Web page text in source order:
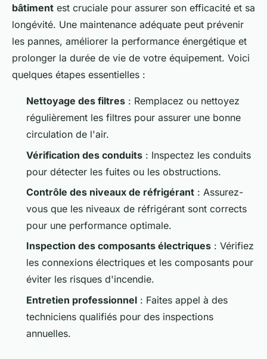
bâtiment est cruciale pour assurer son efficacité et sa
longévité. Une maintenance adéquate peut prévenir
les pannes, améliorer la performance énergétique et
prolonger la durée de vie de votre équipement. Voici
quelques étapes essentielles :
Nettoyage des filtres : Remplacez ou nettoyez
régulièrement les filtres pour assurer une bonne
circulation de l'air.
Vérification des conduits : Inspectez les conduits
pour détecter les fuites ou les obstructions.
Contrôle des niveaux de réfrigérant : Assurez-
vous que les niveaux de réfrigérant sont corrects
pour une performance optimale.
Inspection des composants électriques : Vérifiez
les connexions électriques et les composants pour
éviter les risques d'incendie.
Entretien professionnel : Faites appel à des
techniciens qualifiés pour des inspections
annuelles.